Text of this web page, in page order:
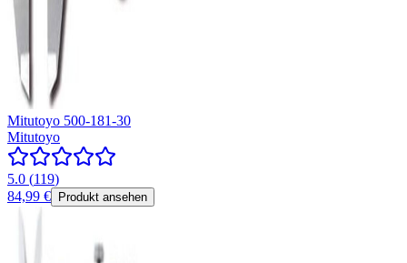
Mitutoyo 500-181-30
Mitutoyo
5.0 (119)
84,99 €
Produkt ansehen